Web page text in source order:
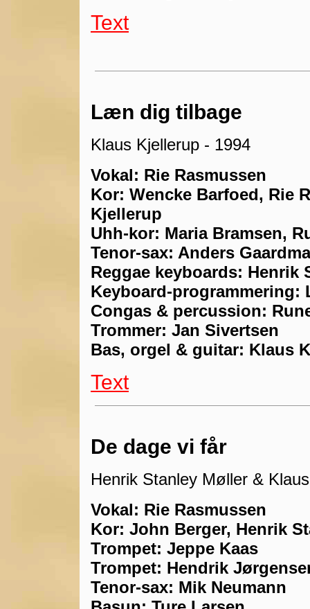
Text
Læn dig tilbage
Klaus Kjellerup - 1994
Vokal: Rie Rasmussen
Kor: Wencke Barfoed, Rie
Kjellerup
Uhh-kor: Maria Bramsen,
Tenor-sax: Anders
Reggae keyboards: Henrik
Keyboard-programmering:
Congas & percussion:
Trommer: Jan Sivertsen
Bas, orgel & guitar: Klaus
Text
De dage vi får
Henrik Stanley Møller &
Vokal: Rie Rasmussen
Kor: John Berger, Henrik
Trompet: Jeppe Kaas
Trompet: Hendrik
Tenor-sax: Mik Neumann